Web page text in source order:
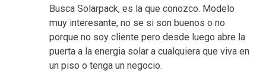
Busca Solarpack, es la que conozco. Modelo
muy interesante, no se si son buenos o no
porque no soy cliente pero desde luego abre la
puerta a la energia solar a cualquiera que viva en
un piso o tenga un negocio.